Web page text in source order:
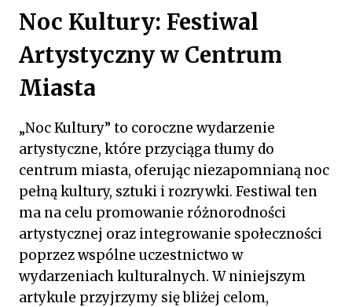
Noc Kultury: Festiwal
Artystyczny w Centrum
Miasta
„Noc Kultury” to coroczne wydarzenie
artystyczne, które przyciąga tłumy do
centrum miasta, oferując niezapomnianą noc
pełną kultury, sztuki i rozrywki. Festiwal ten
ma na celu promowanie różnorodności
artystycznej oraz integrowanie społeczności
poprzez wspólne uczestnictwo w
wydarzeniach kulturalnych. W niniejszym
artykule przyjrzymy się bliżej celom,